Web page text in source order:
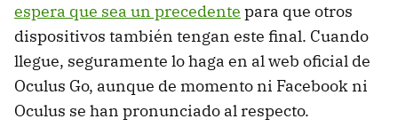
espera que sea un precedente para que otros
dispositivos también tengan este final. Cuando
llegue, seguramente lo haga en al web oficial de
Oculus Go, aunque de momento ni Facebook ni
Oculus se han pronunciado al respecto.